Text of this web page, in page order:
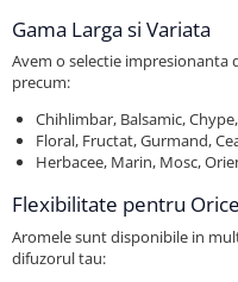
Gama Larga si Variata
Avem o selectie impresionanta
precum:
Chihlimbar, Balsamic,
Floral, Fructat, Gurmand,
Herbacee, Marin, Mosc,
Flexibilitate pentru
Aromele sunt disponibile in
difuzorul tau: